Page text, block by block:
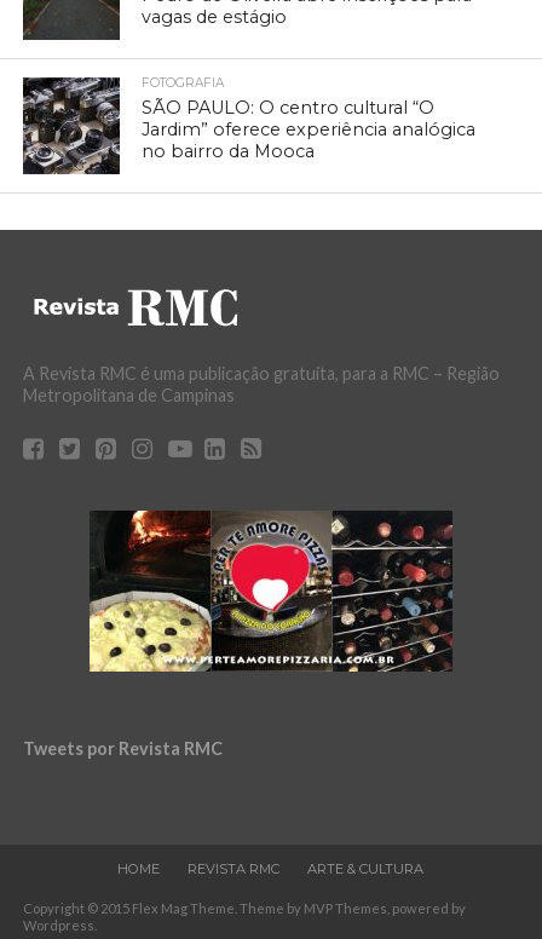
vagas de estágio
FOTOGRAFIA
SÃO PAULO: O centro cultural “O
Jardim” oferece experiência analógica
no bairro da Mooca
A Revista RMC é uma publicação gratuita, para a RMC – Região
Metropolitana de Campinas
Tweets por Revista RMC
HOME REVISTA RMC ARTE & CULTURA
Copyright © 2015 Flex Mag Theme. Theme by MVP Themes, powered by
Wordpress.